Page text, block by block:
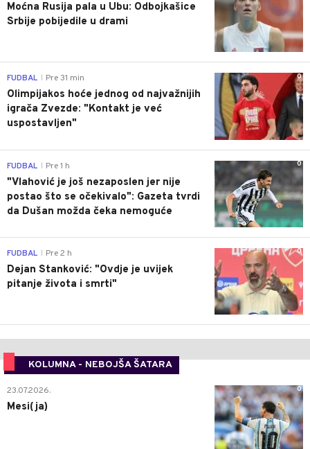
Moćna Rusija pala u Ubu: Odbojkašice
Srbije pobijedile u drami
0
FUDBAL Pre 31 min
Olimpijakos hoće jednog od najvažnijih
igrača Zvezde: "Kontakt je već
uspostavljen"
0
FUDBAL Pre 1 h
"Vlahović je još nezaposlen jer nije
postao što se očekivalo": Gazeta tvrdi
da Dušan možda čeka nemoguće
0
FUDBAL Pre 2 h
Dejan Stanković: "Ovdje je uvijek
pitanje života i smrti"
KOLUMNA - NEBOJŠA ŠATARA
0
23.07.2026.
Mesi(ja)